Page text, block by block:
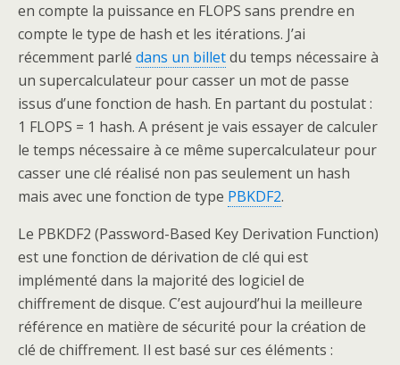
en compte la puissance en FLOPS sans prendre en
compte le type de hash et les itérations. J’ai
récemment parlé dans un billetdu temps nécessaire à
un supercalculateur pour casser un mot de passe
issus d’une fonction de hash. En partant du postulat :
1 FLOPS = 1 hash. A présent je vais essayer de calculer
le temps nécessaire à ce même supercalculateur pour
casser une clé réalisé non pas seulement un hash
mais avec une fonction de type PBKDF2.
Le PBKDF2 (Password-Based Key Derivation Function)
est une fonction de dérivation de clé qui est
implémenté dans la majorité des logiciel de
chiffrement de disque. C’est aujourd’hui la meilleure
référence en matière de sécurité pour la création de
clé de chiffrement. Il est basé sur ces éléments :